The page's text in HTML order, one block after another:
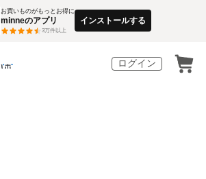
お買いものがもっとお得に
minneのアプリ
3万件以上
インストールする
ログイン